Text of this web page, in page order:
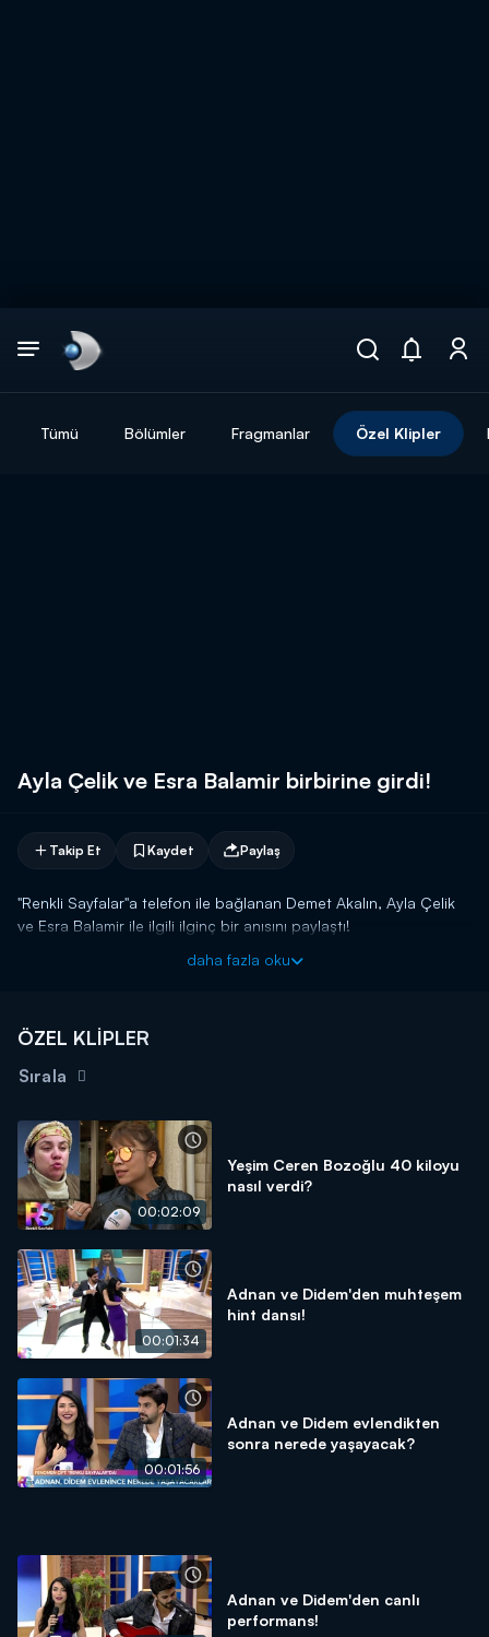
Tümü Bölümler Fragmanlar Özel Klipler
Ayla Çelik ve Esra Balamir birbirine girdi!
Takip Et Kaydet Paylaş
"Renkli Sayfalar"a telefon ile bağlanan Demet Akalın, Ayla Çelik
ve Esra Balamir ile ilgili ilginç bir anısını paylaştı!
daha fazla oku
ÖZEL KLİPLER
Sırala
00:02:09
Yeşim Ceren Bozoğlu 40 kiloyu
nasıl verdi?
00:01:34
Adnan ve Didem'den muhteşem
hint dansı!
00:01:56
Adnan ve Didem evlendikten
sonra nerede yaşayacak?
Adnan ve Didem'den canlı
performans!